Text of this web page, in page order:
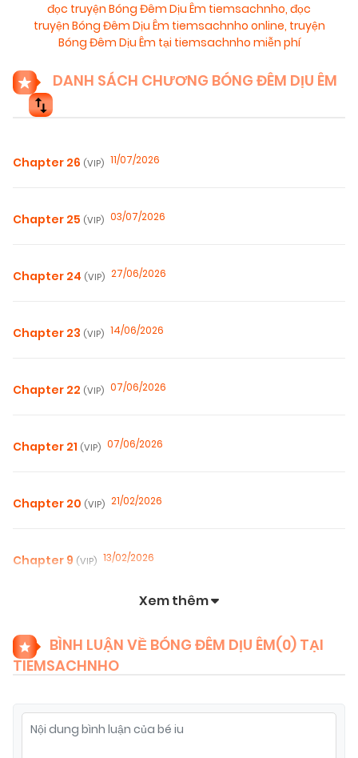
đọc truyện Bóng Đêm Dịu Êm tiemsachnho, đọc
truyện Bóng Đêm Dịu Êm tiemsachnho online, truyện
Bóng Đêm Dịu Êm tại tiemsachnho miễn phí
DANH SÁCH CHƯƠNG BÓNG ĐÊM DỊU ÊM
Chapter 26 (VIP) 11/07/2026
Chapter 25 (VIP) 03/07/2026
Chapter 24 (VIP) 27/06/2026
Chapter 23 (VIP) 14/06/2026
Chapter 22 (VIP) 07/06/2026
Chapter 21 (VIP) 07/06/2026
Chapter 20 (VIP) 21/02/2026
Chapter 9 (VIP) 13/02/2026
Chapter 7(VIP) 31/01/2026
Chapter 6(VIP) 23/01/2026
Xem thêm
BÌNH LUẬN VỀ BÓNG ĐÊM DỊU ÊM(0) TẠI
TIEMSACHNHO